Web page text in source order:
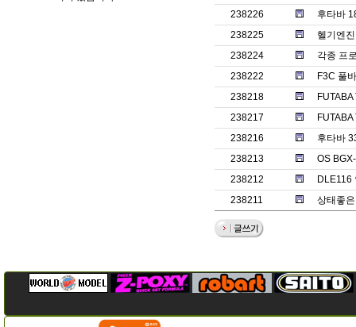
238226
후타바
238225
헬기엔
238224
각종 프
238222
F3C 풀
238218
238217
238216
후타바
238213
OS
238212
DLE116
238211
상태좋